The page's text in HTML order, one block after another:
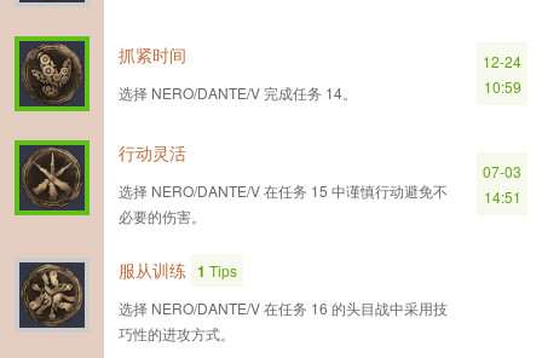
抓紧时间
选择 NERO/DANTE/V 完成任务 14。
12-24
10:59
行动灵活
选择 NERO/DANTE/V 在任务 15 中谨慎行动避免不
必要的伤害。
07-03
14:51
服从训练 1 Tips
选择 NERO/DANTE/V 在任务 16 的头目战中采用技
巧性的进攻方式。